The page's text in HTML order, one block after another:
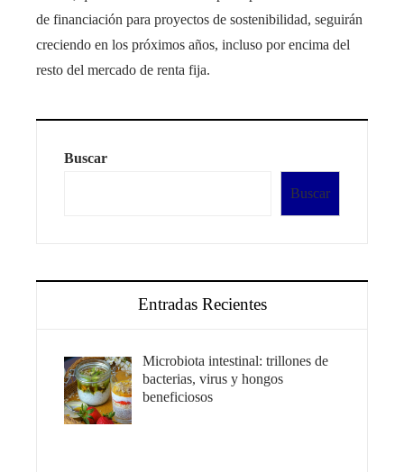
de financiación para proyectos de sostenibilidad, seguirán
creciendo en los próximos años, incluso por encima del
resto del mercado de renta fija.
Buscar
Buscar
Entradas Recientes
Microbiota intestinal: trillones de
bacterias, virus y hongos
beneficiosos